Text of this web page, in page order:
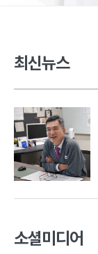
최신뉴스
소셜미디어